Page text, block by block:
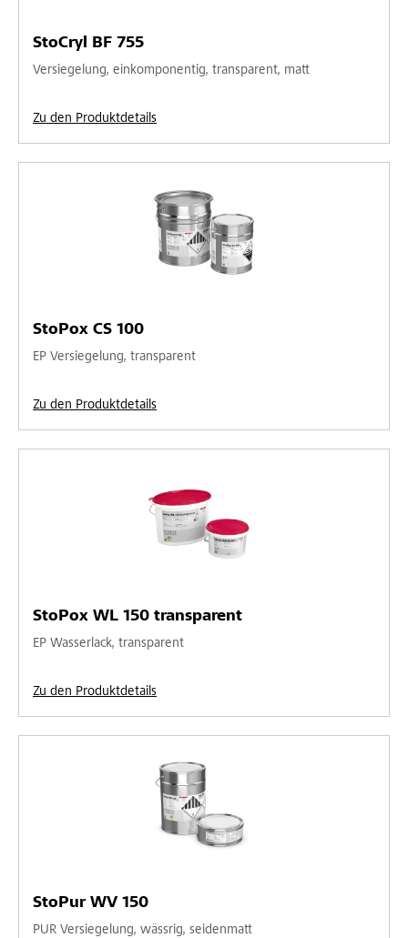
StoCryl BF 755
Versiegelung, einkomponentig, transparent, matt
Zu den Produktdetails
StoPox CS 100
EP Versiegelung, transparent
Zu den Produktdetails
StoPox WL 150 transparent
EP Wasserlack, transparent
Zu den Produktdetails
StoPur WV 150
PUR Versiegelung, wässrig, seidenmatt